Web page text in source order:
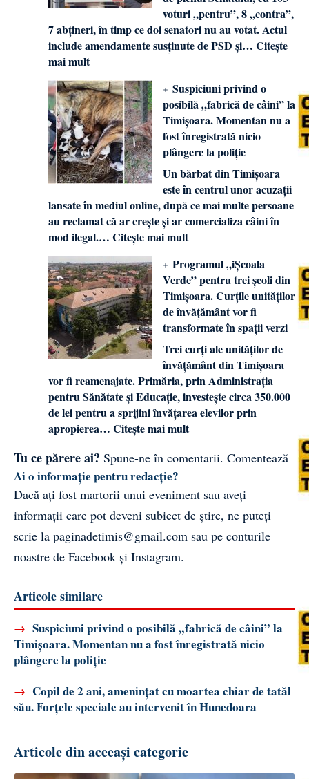
voturi „pentru”, 8 „contra”,
7 abțineri, în timp ce doi senatori nu au votat. Actul
include amendamente susținute de PSD și… Citește
mai mult
Suspiciuni privind o
posibilă „fabrică de câini” la
Timișoara. Momentan nu a
fost înregistrată nicio
plângere la poliție
Un bărbat din Timișoara
este în centrul unor acuzații
lansate în mediul online, după ce mai multe persoane
au reclamat că ar crește și ar comercializa câini în
mod ilegal.… Citește mai mult
Programul „iȘcoala
Verde” pentru trei școli din
Timișoara. Curțile unităților
de învățământ vor fi
transformate în spații verzi
Trei curți ale unităților de
învățământ din Timișoara
vor fi reamenajate. Primăria, prin Administrația
pentru Sănătate și Educație, investește circa 350.000
de lei pentru a sprijini învățarea elevilor prin
apropierea… Citește mai mult
Tu ce părere ai? Spune-ne în comentarii. Comentează
Ai o informație pentru redacție?
Dacă ați fost martorii unui eveniment sau aveți
informații care pot deveni subiect de știre, ne puteți
scrie la paginadetimis@gmail.com sau pe conturile
noastre de Facebook și Instagram.
Articole similare
→ Suspiciuni privind o posibilă „fabrică de câini” la
Timișoara. Momentan nu a fost înregistrată nicio
plângere la poliție
→ Copil de 2 ani, amenințat cu moartea chiar de tatăl
său. Forțele speciale au intervenit în Hunedoara
Articole din aceeași categorie